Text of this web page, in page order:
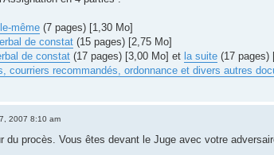
même (7 pages) [1,30 Mo]
de constat (15 pages) [2,75 Mo]
de constat (17 pages) [3,00 Mo] et la suite (17 pages)
courriers recommandés, ordonnance et divers autres
2007 8:10 am
du procès. Vous êtes devant le Juge avec votre